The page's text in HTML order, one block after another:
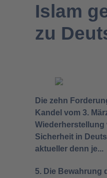
Islam
zu
Die zehn
Kandel vom 3.
Wiederherstellung
Sicherheit in
aktueller denn je...
5. Die Bewahrung